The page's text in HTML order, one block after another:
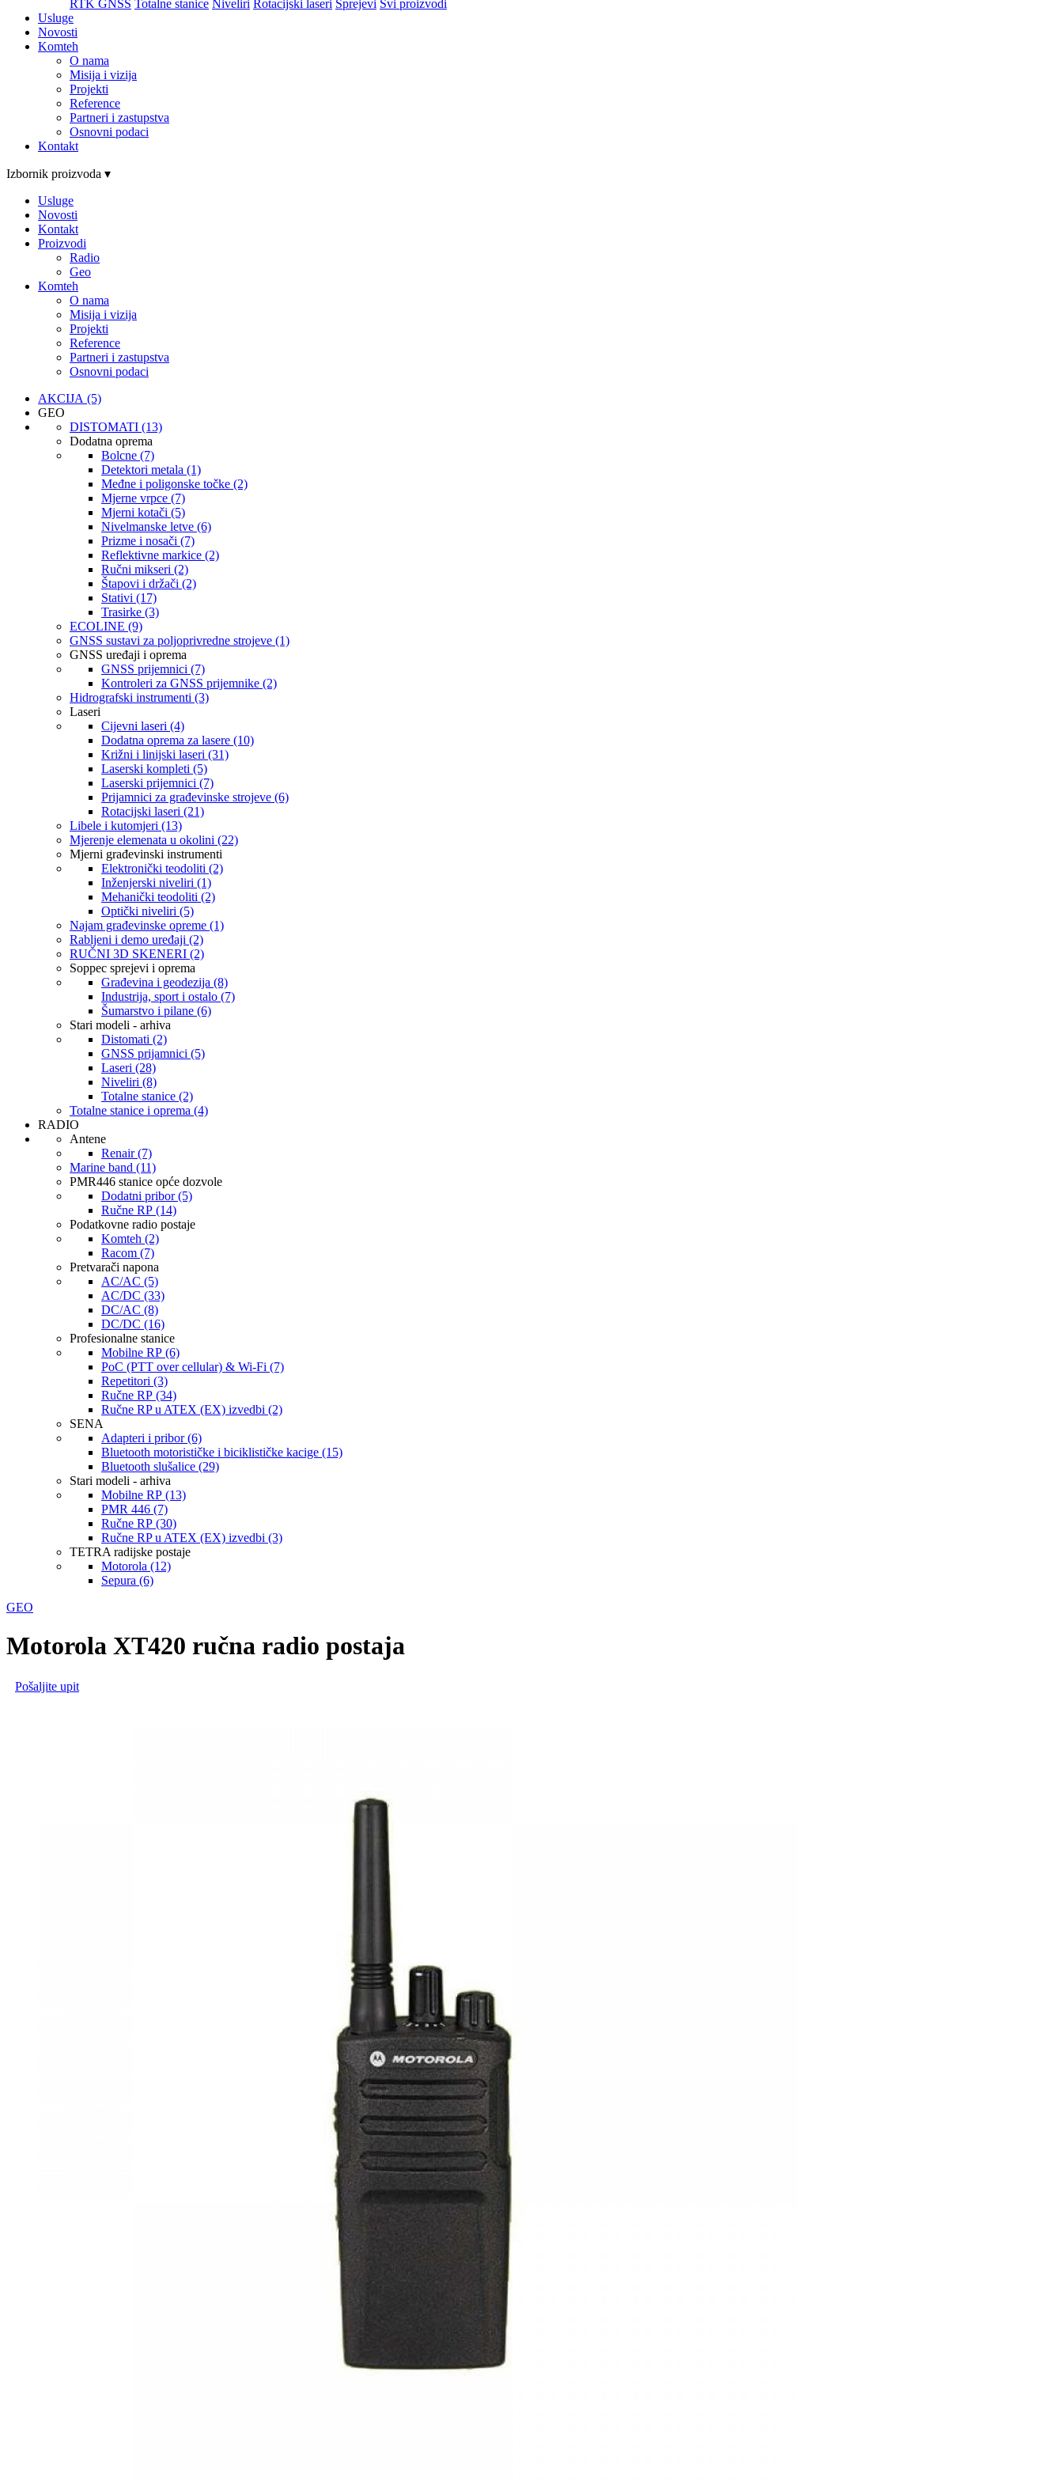
RTK GNSS Totalne stanice Niveliri Rotacijski laseri Sprejevi Svi proizvodi
Usluge
Novosti
Komteh
O nama
Misija i vizija
Projekti
Reference
Partneri i zastupstva
Osnovni podaci
Kontakt
Izbornik proizvoda ▾
Usluge
Novosti
Kontakt
Proizvodi
Radio
Geo
Komteh
O nama
Misija i vizija
Projekti
Reference
Partneri i zastupstva
Osnovni podaci
AKCIJA (5)
GEO
DISTOMATI (13)
Dodatna oprema
Bolcne (7)
Detektori metala (1)
Međne i poligonske točke (2)
Mjerne vrpce (7)
Mjerni kotači (5)
Nivelmanske letve (6)
Prizme i nosači (7)
Reflektivne markice (2)
Ručni mikseri (2)
Štapovi i držači (2)
Stativi (17)
Trasirke (3)
ECOLINE (9)
GNSS sustavi za poljoprivredne strojeve (1)
GNSS uređaji i oprema
GNSS prijemnici (7)
Kontroleri za GNSS prijemnike (2)
Hidrografski instrumenti (3)
Laseri
Cijevni laseri (4)
Dodatna oprema za lasere (10)
Križni i linijski laseri (31)
Laserski kompleti (5)
Laserski prijemnici (7)
Prijamnici za građevinske strojeve (6)
Rotacijski laseri (21)
Libele i kutomjeri (13)
Mjerenje elemenata u okolini (22)
Mjerni građevinski instrumenti
Elektronički teodoliti (2)
Inženjerski niveliri (1)
Mehanički teodoliti (2)
Optički niveliri (5)
Najam građevinske opreme (1)
Rabljeni i demo uređaji (2)
RUČNI 3D SKENERI (2)
Soppec sprejevi i oprema
Građevina i geodezija (8)
Industrija, sport i ostalo (7)
Šumarstvo i pilane (6)
Stari modeli - arhiva
Distomati (2)
GNSS prijamnici (5)
Laseri (28)
Niveliri (8)
Totalne stanice (2)
Totalne stanice i oprema (4)
RADIO
Antene
Renair (7)
Marine band (11)
PMR446 stanice opće dozvole
Dodatni pribor (5)
Ručne RP (14)
Podatkovne radio postaje
Komteh (2)
Racom (7)
Pretvarači napona
AC/AC (5)
AC/DC (33)
DC/AC (8)
DC/DC (16)
Profesionalne stanice
Mobilne RP (6)
PoC (PTT over cellular) & Wi-Fi (7)
Repetitori (3)
Ručne RP (34)
Ručne RP u ATEX (EX) izvedbi (2)
SENA
Adapteri i pribor (6)
Bluetooth motorističke i biciklističke kacige (15)
Bluetooth slušalice (29)
Stari modeli - arhiva
Mobilne RP (13)
PMR 446 (7)
Ručne RP (30)
Ručne RP u ATEX (EX) izvedbi (3)
TETRA radijske postaje
Motorola (12)
Sepura (6)
GEO
Motorola XT420 ručna radio postaja
Pošaljite upit